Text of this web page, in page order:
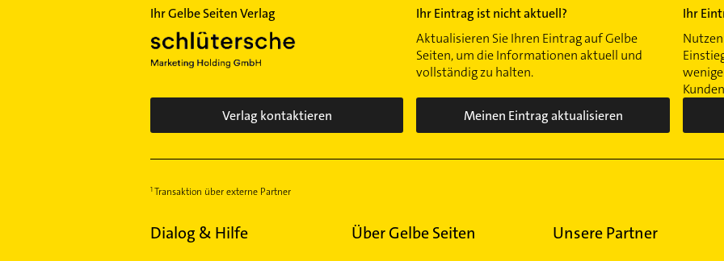
Ihr Gelbe Seiten Verlag
Verlag kontaktieren
Ihr Eintrag ist nicht aktuell?
Aktualisieren Sie Ihren Eintrag auf Gelbe
Seiten, um die Informationen aktuell und
vollständig zu halten.
Meinen Eintrag aktualisieren
Ihr
Transaktion über externe Partner
Dialog & Hilfe Über Gelbe Seiten Unsere Partner